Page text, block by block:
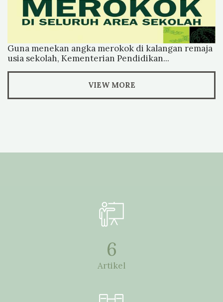
Guna menekan angka merokok di kalangan remaja
usia sekolah, Kementerian Pendidikan...
VIEW MORE
6
Artikel